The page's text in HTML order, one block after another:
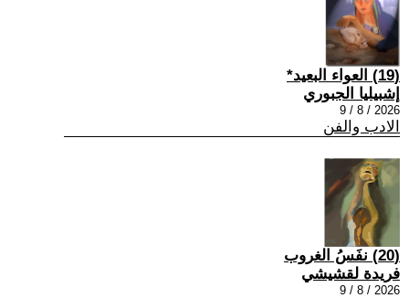
(19) العواء البعيد*
إشبيليا الجبوري
2026 / 8 / 9
الادب والفن
(20) نفَسُ الغروب
فريدة لقشيشي
2026 / 8 / 9